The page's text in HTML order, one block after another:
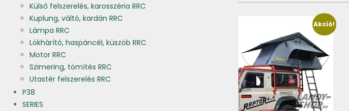
Akció!
Külső felszerelés, karosszéria RRC
Kuplung, váltó, kardán RRC
Lámpa RRC
Lökhárító, haspáncél, küszöb RRC
Motor RRC
Szimering, tömítés RRC
Utastér felszerelés RRC
P38
SERIES